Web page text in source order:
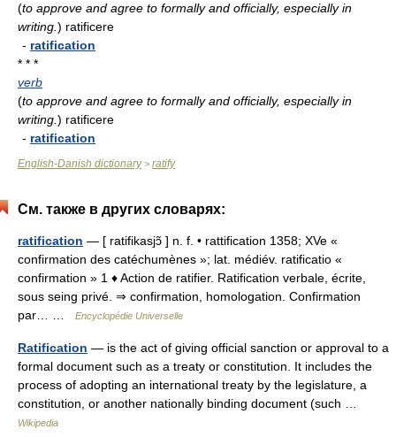
(to approve and agree to formally and officially, especially in
writing. ) ratificere
- ratification
* * *
verb
(to approve and agree to formally and officially, especially in
writing. ) ratificere
- ratification
English-Danish dictionary> ratify
См. также в других словарях:
ratification — [ ratifikasjɔ̃ ] n. f. • rattification 1358; XVe «
confirmation des catéchumènes »; lat. médiév. ratificatio «
confirmation » 1 ♦ Action de ratifier. Ratification verbale, écrite,
sous seing privé. ⇒ confirmation, homologation. Confirmation
par… …
Encyclopédie Universelle
Ratification — is the act of giving official sanction or approval to a
formal document such as a treaty or constitution. It includes the
process of adopting an international treaty by the legislature, a
constitution, or another nationally binding document (such …
Wikipedia